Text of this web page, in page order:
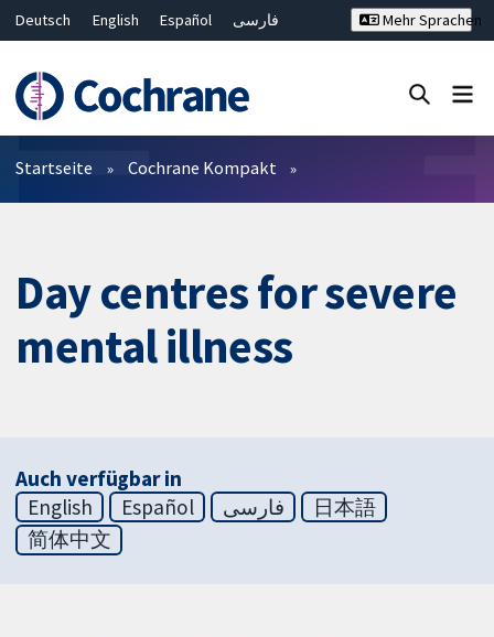
Deutsch English Español
فارسی
Bahasa Malaysia
ไทย
繁體中文
简体中文
Mehr Sprachen
Filter
Startseite Cochrane Kompakt
Day centres for severe
mental illness
Auch verfügbar in
English
Español فارسی
日本語
简体中文